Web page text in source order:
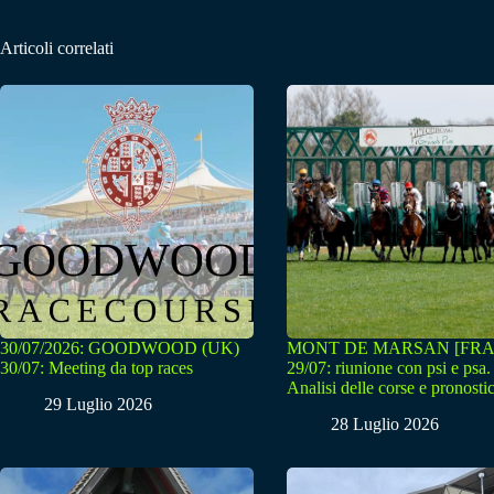
Articoli correlati
30/07/2026: GOODWOOD (UK)
30/07: Meeting da top races
29 Luglio 2026
MONT DE MARSAN
29/07: riunione con psi e psa.
Analisi delle corse e
28 Luglio 2026